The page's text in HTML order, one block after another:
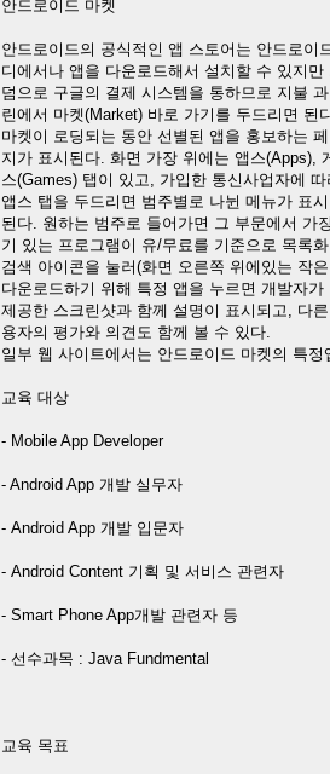
안드로이드 마켓
안드로이드의 공식적인 앱 스토어는 안드로
디에서나 앱을 다운로드해서 설치할 수 있지
덤으로 구글의 결제 시스템을 통하므로 지불
린에서 마켓(Market) 바로 가기를 두드리면 된
마켓이 로딩되는 동안 선별된 앱을 홍보하는
지가 표시된다. 화면 가장 위에는 앱스(Apps),
스(Games) 탭이 있고, 가입한 통신사업자에
앱스 탭을 두드리면 범주별로 나뉜 메뉴가 표시
된다. 원하는 범주로 들어가면 그 부문에서 가
기 있는 프로그램이 유/무료를 기준으로 목록
검색 아이콘을 눌러(화면 오른쪽 위에있는 작
다운로드하기 위해 특정 앱을 누르면 개발자가
제공한 스크린샷과 함께 설명이 표시되고, 다
용자의 평가와 의견도 함께 볼 수 있다.
일부 웹 사이트에서는 안드로이드 마켓의 특
교육 대상
- Mobile App Developer
- Android App 개발 실무자
- Android App 개발 입문자
- Android Content 기획 및 서비스 관련자
- Smart Phone App개발 관련자 등
- 선수과목 : Java Fundmental
교육 목표